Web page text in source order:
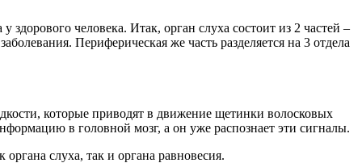
человека. Итак, орган слуха состоит из 2 частей –
Периферическая же часть разделяется на 3 отдела
которые приводят в движение щетинки волосковых
в головной мозг, а он уже распознает эти сигналы.
слуха, так и органа равновесия.